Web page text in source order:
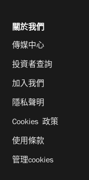
關於我們
傳媒中心
投資者查詢
加入我們
隱私聲明
Cookies 政策
使用條款
管理cookies